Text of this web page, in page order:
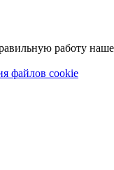
работу
файлов cookie